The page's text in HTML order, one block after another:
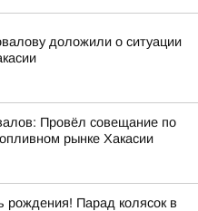
доложили о ситуации
Провёл совещание по
рынке Хакасии
рождения! Парад колясок в